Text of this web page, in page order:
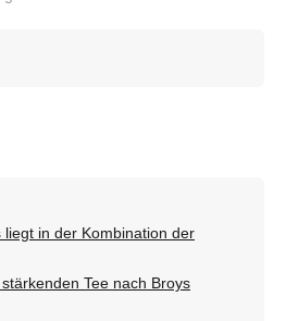
liegt in der Kombination der
Tee nach Broys